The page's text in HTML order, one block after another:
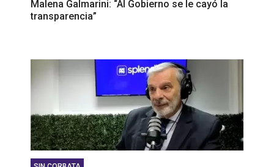
Malena Galmarini: “Al Gobierno se le cayó la
transparencia”